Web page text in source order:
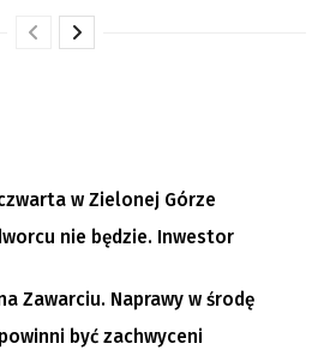
w Zielonej Górze
nie będzie. Inwestor
Zawarciu. Naprawy w środę
być zachwyceni